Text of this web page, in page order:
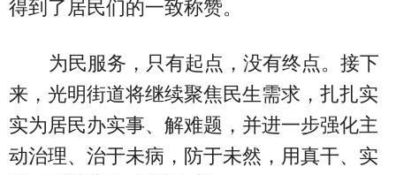
得到了居民们的一致称赞。
为民服务，只有起点，没有终点。接下
来，光明街道将继续聚焦民生需求，扎扎实
实为居民办实事、解难题，并进一步强化主
动治理、治于未病，防于未然，用真干、实